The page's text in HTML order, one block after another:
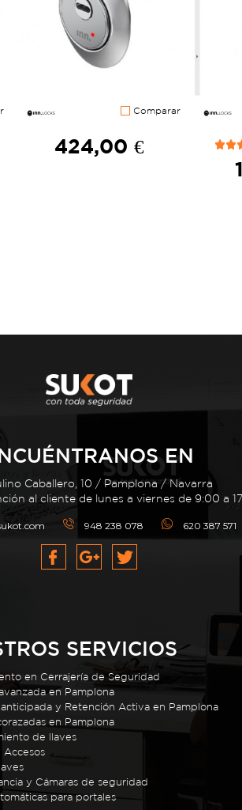
Comparar
424,00 €
EN
Caballero, 10 / Pamplona / Navarra
al cliente de lunes a viernes de 9:00 a
948 238 078 620 387 571
SERVICIOS
en Cerrajería de Seguridad
en Pamplona
y Retención Activa en Pamplona
en Pamplona
de llaves
Accesos
y Cámaras de seguridad
para portales